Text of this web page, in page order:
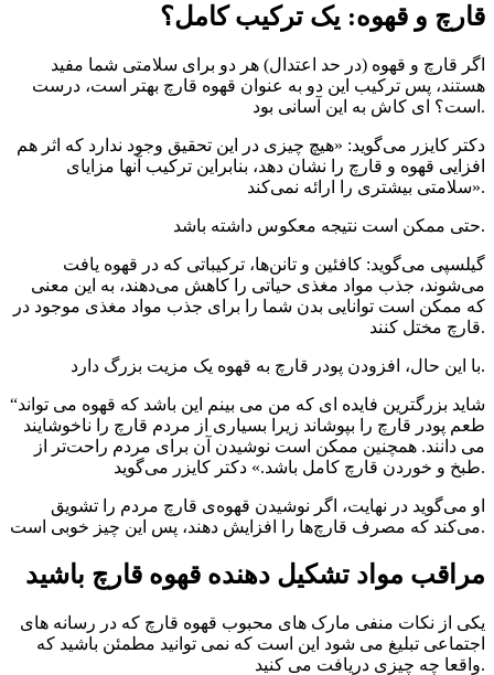
قارچ و قهوه: یک ترکیب کامل؟
اگر قارچ و قهوه (در حد اعتدال) هر دو برای سلامتی شما مفید
هستند، پس ترکیب این دو به عنوان قهوه قارچ بهتر است، درست
است؟ ای کاش به این آسانی بود.
دکتر کایزر می‌گوید: «هیچ چیزی در این تحقیق وجود ندارد که اثر هم
افزایی قهوه و قارچ را نشان دهد، بنابراین ترکیب آنها مزایای
سلامتی بیشتری را ارائه نمی‌کند».
حتی ممکن است نتیجه معکوس داشته باشد.
گیلسپی می‌گوید: کافئین و تانن‌ها، ترکیباتی که در قهوه یافت
می‌شوند، جذب مواد مغذی حیاتی را کاهش می‌دهند، به این معنی
که ممکن است توانایی بدن شما را برای جذب مواد مغذی موجود در
قارچ مختل کنند.
با این حال، افزودن پودر قارچ به قهوه یک مزیت بزرگ دارد.
“شاید بزرگترین فایده ای که من می بینم این باشد که قهوه می تواند
طعم پودر قارچ را بپوشاند زیرا بسیاری از مردم قارچ را ناخوشایند
می دانند. همچنین ممکن است نوشیدن آن برای مردم راحت‌تر از
طبخ و خوردن قارچ کامل باشد.» دکتر کایزر می‌گوید.
او می‌گوید در نهایت، اگر نوشیدن قهوه‌ی قارچ مردم را تشویق
می‌کند که مصرف قارچ‌ها را افزایش دهند، پس این چیز خوبی است.
مراقب مواد تشکیل دهنده قهوه قارچ باشید
یکی از نکات منفی مارک های محبوب قهوه قارچ که در رسانه های
اجتماعی تبلیغ می شود این است که نمی توانید مطمئن باشید که
واقعا چه چیزی دریافت می کنید.